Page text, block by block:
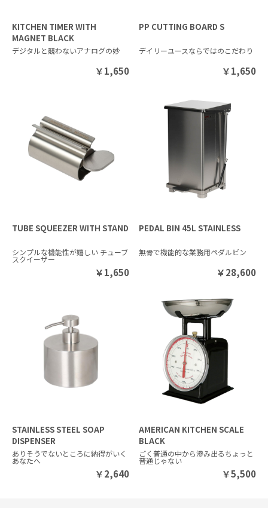
KITCHEN TIMER WITH
MAGNET BLACK
デジタルと競わないアナログの妙
￥1,650
PP CUTTING BOARD S
デイリーユースならではのこだわり
￥1,650
TUBE SQUEEZER WITH STAND
シンプルな機能性が嬉しい チューブ
スクイーザー
￥1,650
PEDAL BIN 45L STAINLESS
無骨で機能的な業務用ペダルビン
￥28,600
STAINLESS STEEL SOAP
DISPENSER
ありそうでないところに納得がいく
あなたへ
￥2,640
AMERICAN KITCHEN SCALE
BLACK
ごく普通の中から滲み出るちょっと
普通じゃない
￥5,500